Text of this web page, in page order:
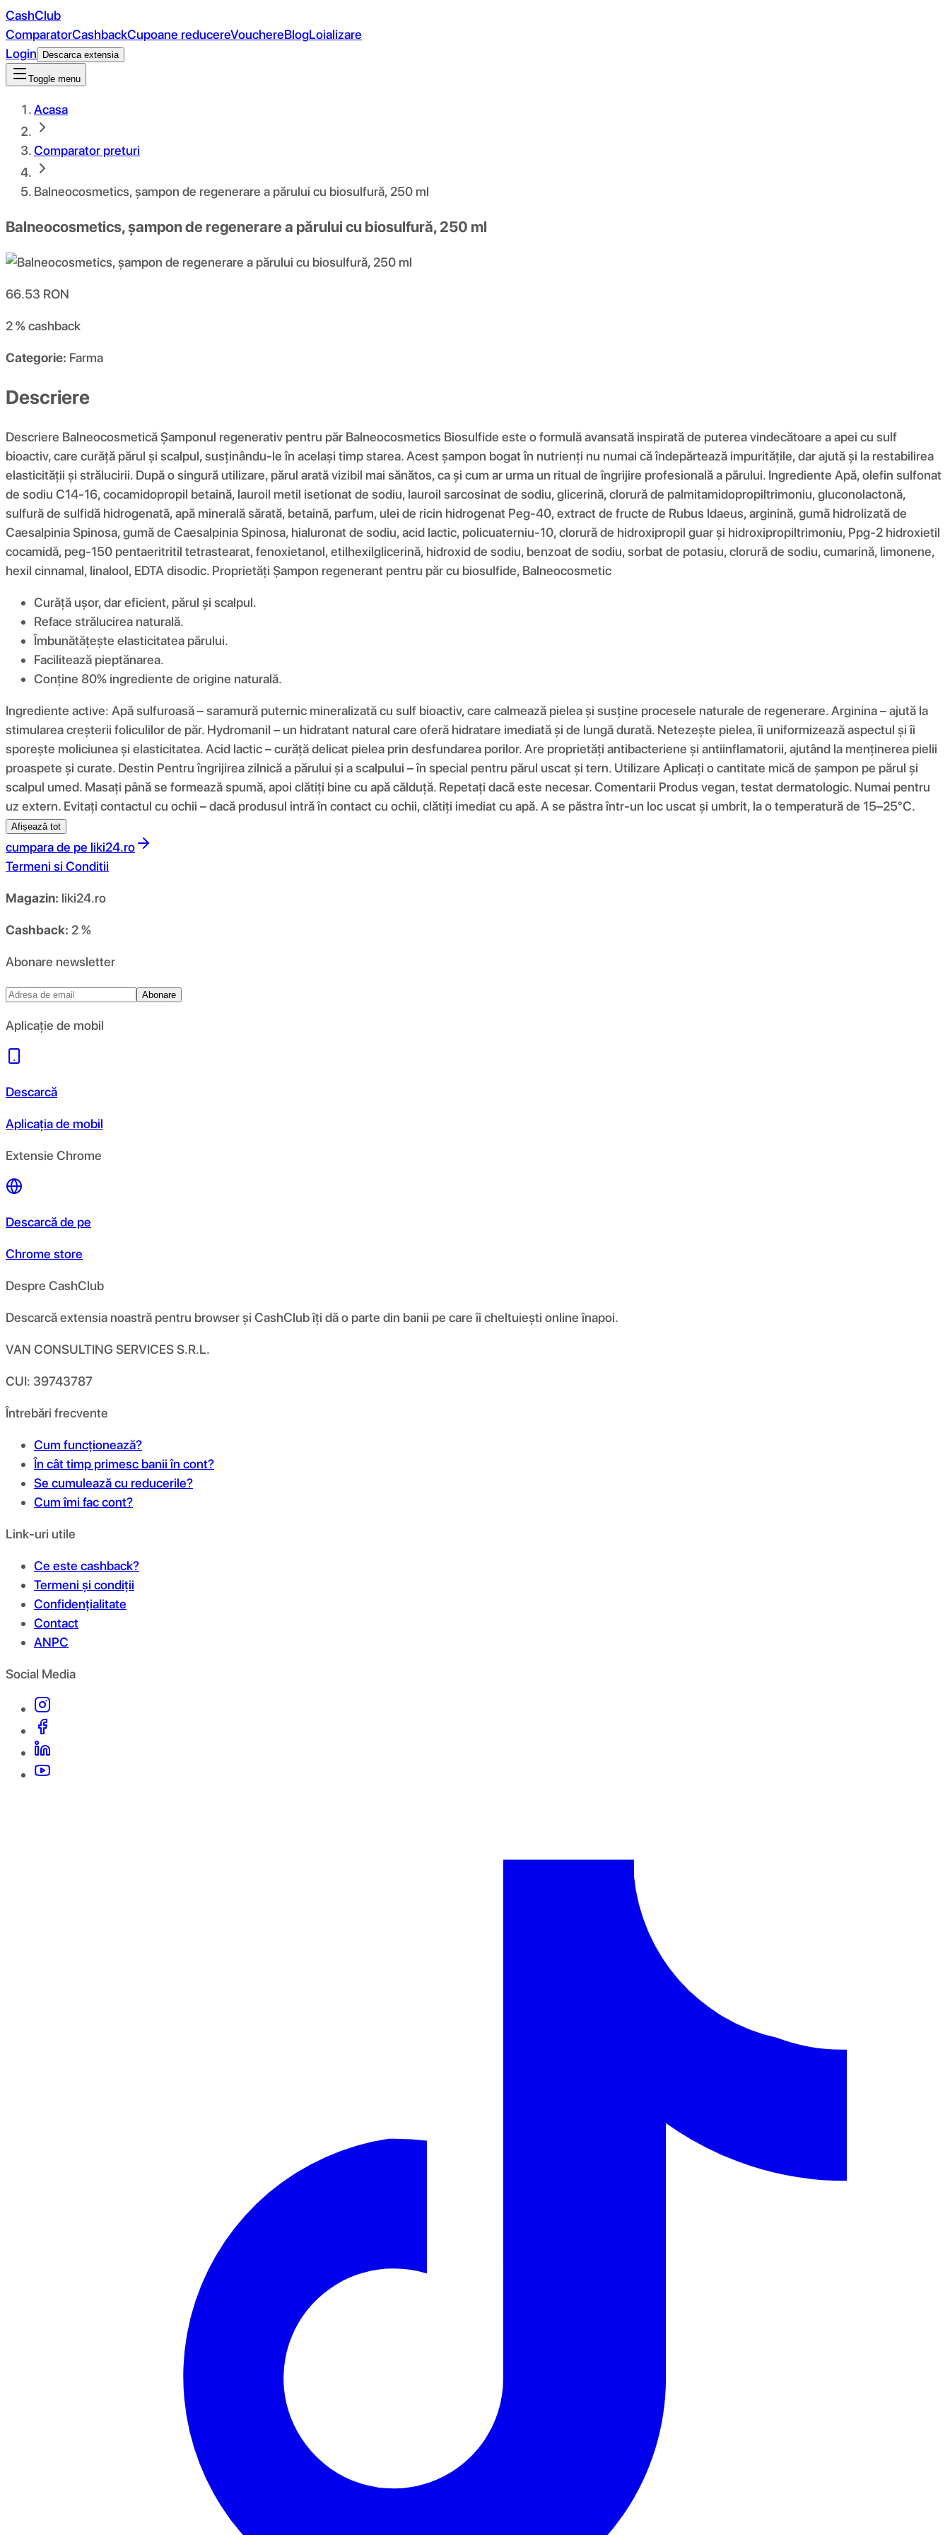
CashClub
ComparatorCashbackCupoane reducereVouchereBlogLoializare
Login
Descarca extensia
Toggle menu
Acasa
Comparator preturi
Balneocosmetics, șampon de regenerare a părului cu biosulfură, 250 ml
Balneocosmetics, șampon de regenerare a părului cu biosulfură, 250 ml
66.53 RON
2 %cashback
Categorie: Farma
Descriere
Descriere Balneocosmetică Șamponul regenerativ pentru păr Balneocosmetics Biosulfide este o formulă avansată inspirată de puterea vindecătoare a apei cu sulf
bioactiv, care curăță părul și scalpul, susținându-le în același timp starea. Acest șampon bogat în nutrienți nu numai că îndepărtează impuritățile, dar ajută și la restabilirea
elasticității și strălucirii. După o singură utilizare, părul arată vizibil mai sănătos, ca și cum ar urma un ritual de îngrijire profesională a părului. Ingrediente Apă, olefin sulfonat
de sodiu C14-16, cocamidopropil betaină, lauroil metil isetionat de sodiu, lauroil sarcosinat de sodiu, glicerină, clorură de palmitamidopropiltrimoniu, gluconolactonă,
sulfură de sulfidă hidrogenată, apă minerală sărată, betaină, parfum, ulei de ricin hidrogenat Peg-40, extract de fructe de Rubus Idaeus, arginină, gumă hidrolizată de
Caesalpinia Spinosa, gumă de Caesalpinia Spinosa, hialuronat de sodiu, acid lactic, policuaterniu-10, clorură de hidroxipropil guar și hidroxipropiltrimoniu, Ppg-2 hidroxietil
cocamidă, peg-150 pentaeritritil tetrastearat, fenoxietanol, etilhexilglicerină, hidroxid de sodiu, benzoat de sodiu, sorbat de potasiu, clorură de sodiu, cumarină, limonene,
hexil cinnamal, linalool, EDTA disodic. Proprietăți Șampon regenerant pentru păr cu biosulfide, Balneocosmetic
Curăță ușor, dar eficient, părul și scalpul.
Reface strălucirea naturală.
Îmbunătățește elasticitatea părului.
Facilitează pieptănarea.
Conține 80% ingrediente de origine naturală.
Ingrediente active: Apă sulfuroasă – saramură puternic mineralizată cu sulf bioactiv, care calmează pielea și susține procesele naturale de regenerare. Arginina – ajută la
stimularea creșterii foliculilor de păr. Hydromanil – un hidratant natural care oferă hidratare imediată și de lungă durată. Netezește pielea, îi uniformizează aspectul și îi
sporește moliciunea și elasticitatea. Acid lactic – curăță delicat pielea prin desfundarea porilor. Are proprietăți antibacteriene și antiinflamatorii, ajutând la menținerea pielii
proaspete și curate. Destin Pentru îngrijirea zilnică a părului și a scalpului – în special pentru părul uscat și tern. Utilizare Aplicați o cantitate mică de șampon pe părul și
scalpul umed. Masați până se formează spumă, apoi clătiți bine cu apă călduță. Repetați dacă este necesar. Comentarii Produs vegan, testat dermatologic. Numai pentru
uz extern. Evitați contactul cu ochii – dacă produsul intră în contact cu ochii, clătiți imediat cu apă. A se păstra într-un loc uscat și umbrit, la o temperatură de 15–25°C.
Afișează tot
cumpara de pe liki24.ro
Termeni si Conditii
Magazin: liki24.ro
Cashback: 2 %
Abonare newsletter
Abonare
Aplicație de mobil
Descarcă
Aplicația de mobil
Extensie Chrome
Descarcă de pe
Chrome store
Despre CashClub
Descarcă extensia noastră pentru browser și CashClub îți dă o parte din banii pe care îi cheltuiești online înapoi.
VAN CONSULTING SERVICES S.R.L.
CUI: 39743787
Întrebări frecvente
Cum funcționează?
În cât timp primesc banii în cont?
Se cumulează cu reducerile?
Cum îmi fac cont?
Link-uri utile
Ce este cashback?
Termeni și condiții
Confidențialitate
Contact
ANPC
Social Media